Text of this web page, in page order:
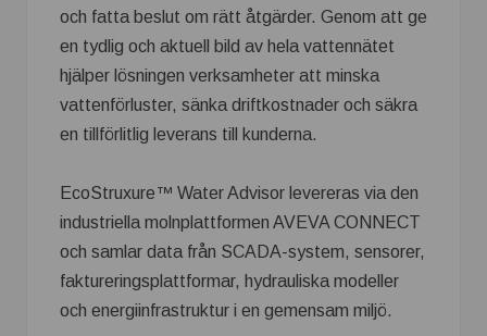
och fatta beslut om rätt åtgärder. Genom att ge
en tydlig och aktuell bild av hela vattennätet
hjälper lösningen verksamheter att minska
vattenförluster, sänka driftkostnader och säkra
en tillförlitlig leverans till kunderna.
EcoStruxure™ Water Advisor levereras via den
industriella molnplattformen AVEVA CONNECT
och samlar data från SCADA-system, sensorer,
faktureringsplattformar, hydrauliska modeller
och energiinfrastruktur i en gemensam miljö.